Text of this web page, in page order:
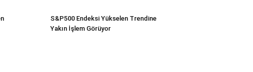
S&P500 Endeksi Yükselen Trendine
Yakın İşlem Görüyor